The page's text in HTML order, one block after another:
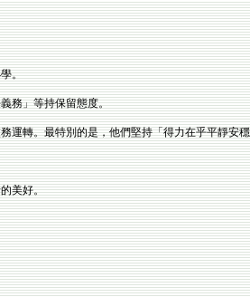
。
務」等持保留態度。
轉。最特別的是，他們堅持「得力在乎平靜
美好。